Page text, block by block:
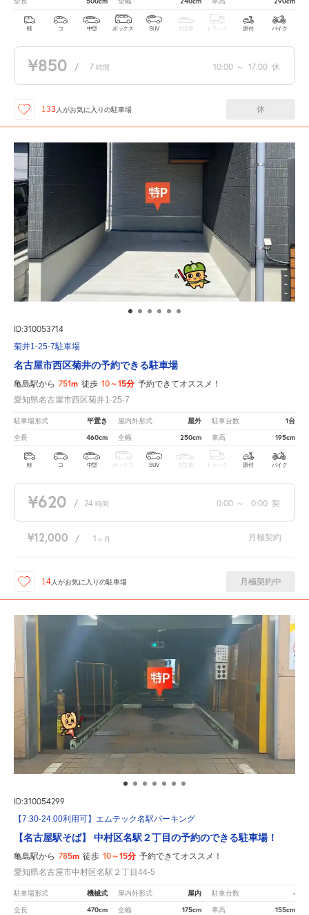
軽 コ 中型 ボックス SUV 大型車 トラック 原付 バイク
¥850 / 7 時間 10:00 ～ 17:00 休
133人がお気に入りの駐車場 休
ID:310053714
菊井1-25-7駐車場
名古屋市西区菊井の予約できる駐車場
亀島駅から 751m 徒歩 10～15分 予約できてオススメ！
愛知県名古屋市西区菊井1-25-7
駐車場形式 平置き 屋内外形式 屋外 駐車台数 1台
全長 460cm 全幅 250cm 車高 195cm
軽 コ 中型 ボックス SUV 大型車 トラック 原付 バイク
¥620 / 24 時間 0:00 ～ 0:00 契
¥12,000 / 1 ヶ月 月極契約
14人がお気に入りの駐車場 月極契約中
ID:310054299
【7:30-24:00利用可】エムテック名駅パーキング
【名古屋駅そば】 中村区名駅２丁目の予約のできる駐車場！
亀島駅から 785m 徒歩 10～15分 予約できてオススメ！
愛知県名古屋市中村区名駅２丁目44-5
駐車場形式 機械式 屋内外形式 屋内 駐車台数 -
全長 470cm 全幅 175cm 車高 155cm